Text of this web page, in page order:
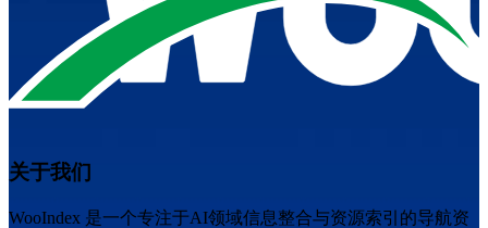
关于我们
WooIndex 是一个专注于AI领域信息整合与资源索引的导航资